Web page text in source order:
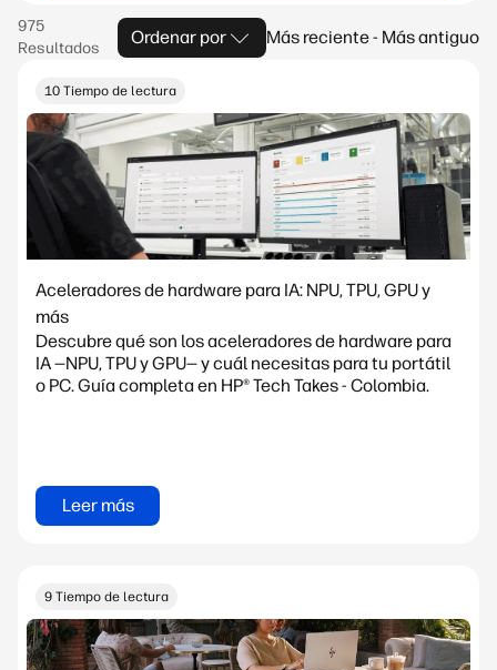
Ordenar por Más reciente - Más antiguo
10 Tiempo de lectura
Aceleradores de hardware para IA: NPU, TPU, GPU y
más
Descubre qué son los aceleradores de hardware para
IA —NPU, TPU y GPU— y cuál necesitas para tu portátil
o PC. Guía completa en HP® Tech Takes - Colombia.
Leer más
9 Tiempo de lectura